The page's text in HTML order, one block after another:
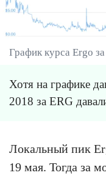
График курса Ergo
Хотя на графике
2018 за ERG
Локальный пик
19 мая. Тогда за